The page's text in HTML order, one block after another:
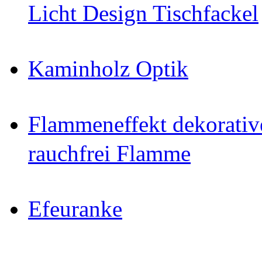
Licht Design Tischfackel
Kaminholz Optik
Flammeneffekt
rauchfrei Flamme
Efeuranke